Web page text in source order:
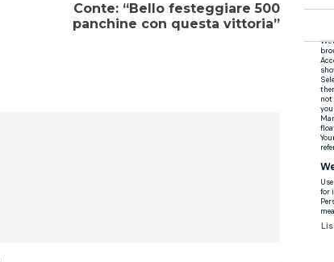
Conte: “Bello festeggiare 500
panchine con questa vittoria”